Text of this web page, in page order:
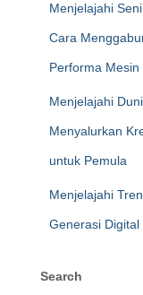
Menjelajahi
Cara
Performa Mesin
Menjelajahi
Menyalurkan
untuk Pemula
Menjelajahi
Generasi
Search